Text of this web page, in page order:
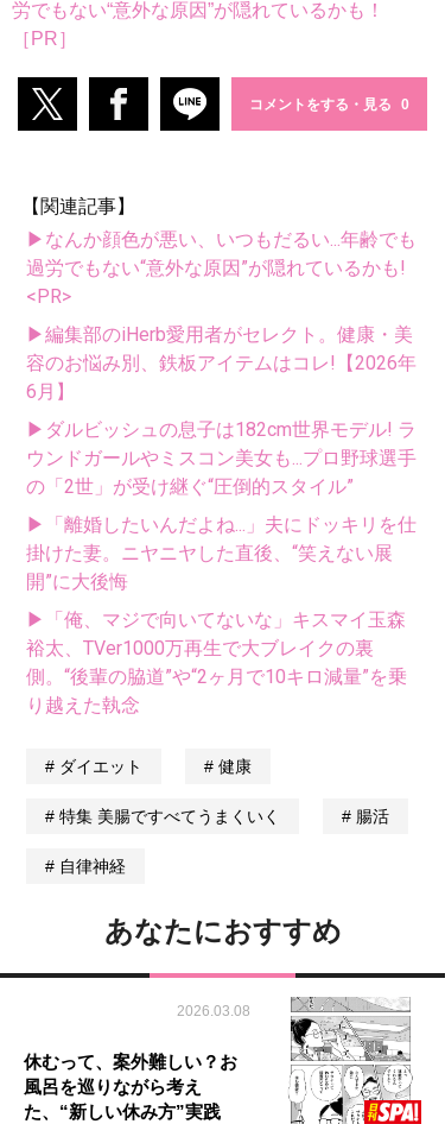
労でもない“意外な原因”が隠れているかも！
［PR］
コメントをする・見る
【関連記事】
▶なんか顔色が悪い、いつもだるい...年齢でも
過労でもない“意外な原因”が隠れているかも!
<PR>
▶編集部のiHerb愛用者がセレクト。健康・美
容のお悩み別、鉄板アイテムはコレ!【2026年
6月】
▶ダルビッシュの息子は182cm世界モデル! ラ
ウンドガールやミスコン美女も...プロ野球選手
の「2世」が受け継ぐ“圧倒的スタイル”
▶「離婚したいんだよね...」夫にドッキリを仕
掛けた妻。ニヤニヤした直後、“笑えない展
開”に大後悔
▶「俺、マジで向いてないな」キスマイ玉森
裕太、TVer1000万再生で大ブレイクの裏
側。“後輩の脇道”や“2ヶ月で10キロ減量”を乗
り越えた執念
ダイエット 健康
特集 美腸ですべてうまくいく 腸活
自律神経
あなたにおすすめ
2026.03.08
休むって、案外難しい？お
風呂を巡りながら考え
た、“新しい休み方”実践